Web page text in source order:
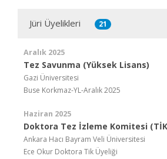
Jüri Üyelikleri 21
Aralık 2025
Tez Savunma (Yüksek Lisans)
Gazi Üniversitesi
Buse Korkmaz-YL-Aralık 2025
Haziran 2025
Doktora Tez İzleme Komitesi
Ankara Hacı Bayram Veli Üniversitesi
Ece Okur Doktora Tik Üyeliği